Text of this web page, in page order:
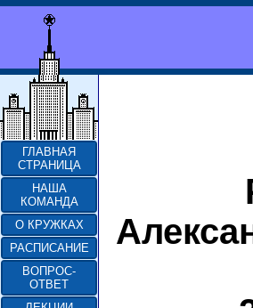
ГЛАВНАЯ
СТРАНИЦА
НАША
КОМАНДА
О КРУЖКАХ
РАСПИСАНИЕ
ВОПРОС-
ОТВЕТ